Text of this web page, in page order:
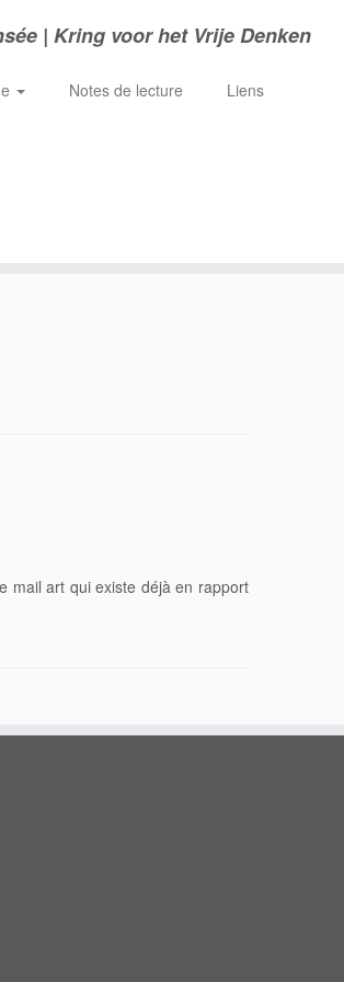
| Kring voor het Vrije Denken
Notes de lecture
Liens
mail art qui existe déjà en rapport